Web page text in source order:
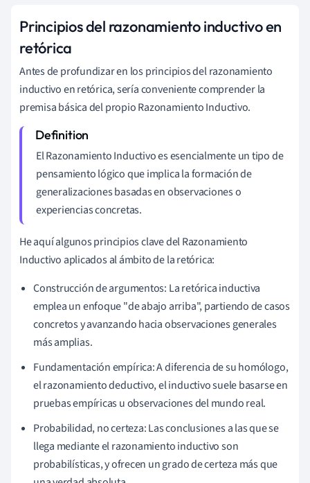
Principios del razonamiento inductivo en
retórica
Antes de profundizar en los principios del razonamiento
inductivo en retórica, sería conveniente comprender la
premisa básica del propio Razonamiento Inductivo.
El Razonamiento Inductivo es esencialmente un tipo de
pensamiento lógico que implica la formación de
generalizaciones basadas en observaciones o
experiencias concretas.
He aquí algunos principios clave del Razonamiento
Inductivo aplicados al ámbito de la retórica:
Construcción de argumentos: La retórica inductiva
emplea un enfoque "de abajo arriba", partiendo de casos
concretos y avanzando hacia observaciones generales
más amplias.
Fundamentación empírica: A diferencia de su homólogo,
el razonamiento deductivo, el inductivo suele basarse en
pruebas empíricas u observaciones del mundo real.
Probabilidad, no certeza: Las conclusiones a las que se
llega mediante el razonamiento inductivo son
probabilísticas, y ofrecen un grado de certeza más que